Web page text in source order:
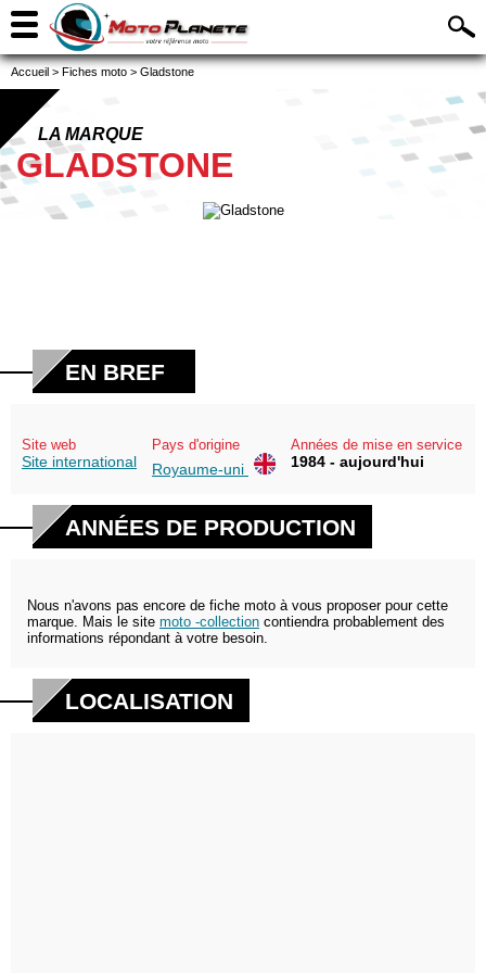
Accueil > Fiches moto > Gladstone
LA MARQUE
GLADSTONE
EN BREF
Site web
Site international
Pays d'origine
Royaume-uni
Années de mise en service
1984 - aujourd'hui
ANNÉES DE PRODUCTION
Nous n'avons pas encore de fiche moto à vous proposer pour cette
marque. Mais le site moto -collection contiendra probablement des
informations répondant à votre besoin.
LOCALISATION